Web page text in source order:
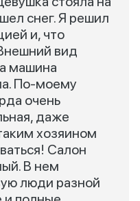
снег. Я решил
и, что
вид
машина
По-моему
очень
даже
хозяином
Салон
В нем
люди разной